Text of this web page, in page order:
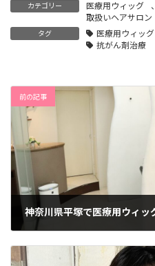
カテゴリー 医療用ウィッグ 、
取扱いヘアサロン
タグ 医療用ウィッグ
抗がん剤治療
前の記事
2023年11月24日